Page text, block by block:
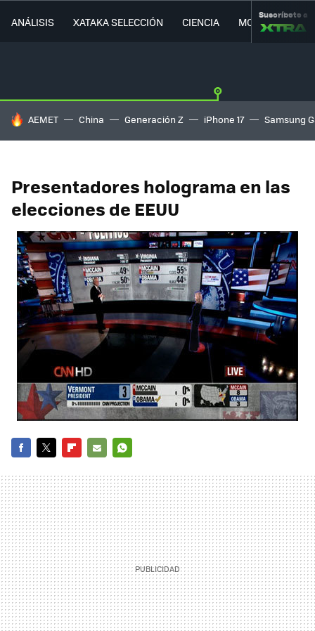
ANÁLISIS XATAKA SELECCIÓN CIENCIA MOVILIDAD
Suscríbete a
HOY SE HABLA DE
AEMET China Generación Z iPhone 17 Samsung
Presentadores holograma en las
elecciones de EEUU
MAIL